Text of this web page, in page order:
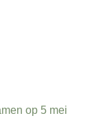
op 5 mei